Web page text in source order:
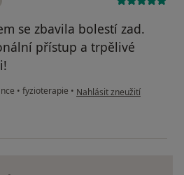
se zbavila bolestí zad.
přístup a trpělivé
• fyzioterapie • podle názoru uživatele KD
Nahlásit zneužití